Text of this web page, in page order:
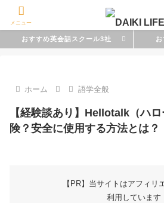
おすすめ英会話スクール3社
ホーム 語学全般
【経験談あり】Hellotalk（ハ
険？安全に使用する方法とは？
【PR】当サイトはアフィリ
利用しています
メニュー